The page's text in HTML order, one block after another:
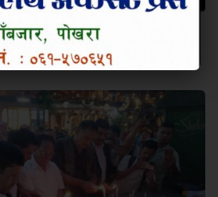
भविष्य उज्यालो बनाउन नेतृत्वमा